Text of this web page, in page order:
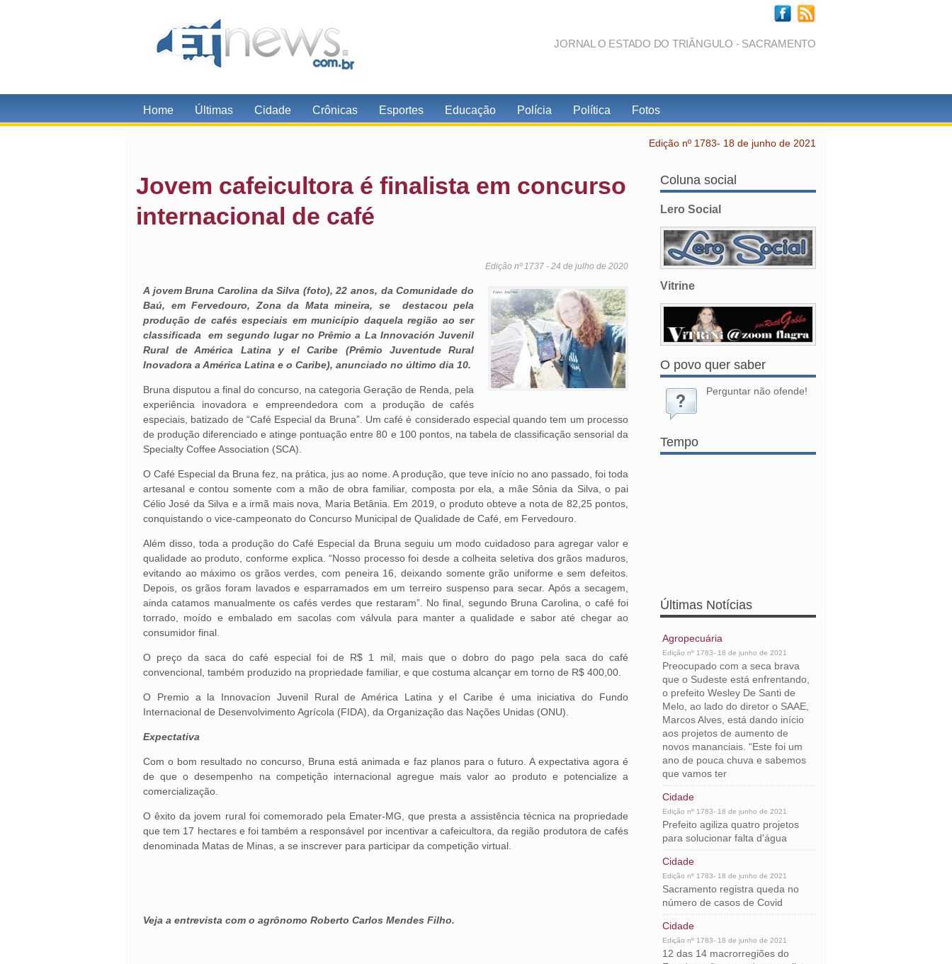
JORNAL O ESTADO DO TRIÂNGULO - SACRAMENTO
Home Últimas Cidade Crônicas Esportes Educação Polícia Política Fotos
Edição nº 1783- 18 de junho de 2021
Jovem cafeicultora é finalista em concurso
internacional de café
Edição nº 1737 - 24 de julho de 2020
A jovem Bruna Carolina da Silva (foto), 22 anos, da Comunidade do
Baú, em Fervedouro, Zona da Mata mineira, se destacou pela
produção de cafés especiais em município daquela região ao ser
classificada em segundo lugar no Prêmio a La Innovación Juvenil
Rural de América Latina y el Caribe (Prêmio Juventude Rural
Inovadora a América Latina e o Caribe), anunciado no último dia 10.
Bruna disputou a final do concurso, na categoria Geração de Renda, pela
experiência inovadora e empreendedora com a produção de cafés
especiais, batizado de “Café Especial da Bruna”. Um café é considerado especial quando tem um processo
de produção diferenciado e atinge pontuação entre 80 e 100 pontos, na tabela de classificação sensorial da
Specialty Coffee Association (SCA).
O Café Especial da Bruna fez, na prática, jus ao nome. A produção, que teve início no ano passado, foi toda
artesanal e contou somente com a mão de obra familiar, composta por ela, a mãe Sônia da Silva, o pai
Célio José da Silva e a irmã mais nova, Maria Betânia. Em 2019, o produto obteve a nota de 82,25 pontos,
conquistando o vice-campeonato do Concurso Municipal de Qualidade de Café, em Fervedouro.
Além disso, toda a produção do Café Especial da Bruna seguiu um modo cuidadoso para agregar valor e
qualidade ao produto, conforme explica. “Nosso processo foi desde a colheita seletiva dos grãos maduros,
evitando ao máximo os grãos verdes, com peneira 16, deixando somente grão uniforme e sem defeitos.
Depois, os grãos foram lavados e esparramados em um terreiro suspenso para secar. Após a secagem,
ainda catamos manualmente os cafés verdes que restaram”. No final, segundo Bruna Carolina, o café foi
torrado, moído e embalado em sacolas com válvula para manter a qualidade e sabor até chegar ao
consumidor final.
O preço da saca do café especial foi de R$ 1 mil, mais que o dobro do pago pela saca do café
convencional, também produzido na propriedade familiar, e que costuma alcançar em torno de R$ 400,00.
O Premio a la Innovacíon Juvenil Rural de América Latina y el Caribe é uma iniciativa do Fundo
Internacional de Desenvolvimento Agrícola (FIDA), da Organização das Nações Unidas (ONU).
Expectativa
Com o bom resultado no concurso, Bruna está animada e faz planos para o futuro. A expectativa agora é
de que o desempenho na competição internacional agregue mais valor ao produto e potencialize a
comercialização.
O êxito da jovem rural foi comemorado pela Emater-MG, que presta a assistência técnica na propriedade
que tem 17 hectares e foi também a responsável por incentivar a cafeicultora, da região produtora de cafés
denominada Matas de Minas, a se inscrever para participar da competição virtual.
Veja a entrevista com o agrônomo Roberto Carlos Mendes Filho.
Coluna social
Lero Social
Vitrine
O povo quer saber
Perguntar não ofende!
Tempo
Últimas Notícias
Agropecuária
Edição nº 1783- 18 de junho de 2021
Preocupado com a seca brava
que o Sudeste está enfrentando,
o prefeito Wesley De Santi de
Melo, ao lado do diretor o SAAE,
Marcos Alves, está dando início
aos projetos de aumento de
novos mananciais. “Este foi um
ano de pouca chuva e sabemos
que vamos ter
Cidade
Edição nº 1783- 18 de junho de 2021
Prefeito agiliza quatro projetos
para solucionar falta d'água
Cidade
Edição nº 1783- 18 de junho de 2021
Sacramento registra queda no
número de casos de Covid
Cidade
Edição nº 1783- 18 de junho de 2021
12 das 14 macrorregiões do